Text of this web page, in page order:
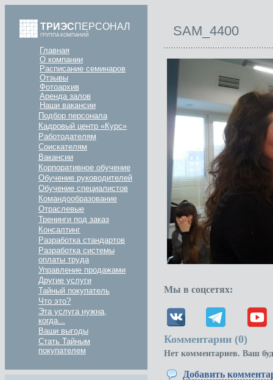
ТРИЭСПЕРСОНАЛ
ГРУППА КОМПАНИЙ
Главная
О компании
Расписание семинаров
Отзывы
Фотоархив
Аренда залов
Наши вакансии
Подбор персонала
Кадровый центр «Курс»
Работодателям
Соискателям
Вакансии
Корпоративное обучение
Обучение руководителей
Обучение специалистов
Командообразование
Отраслевые
Тренинги под заказ
Консалтинг
Разработка стандартов
Разработка системы
оплаты труда
Управление продажами
Другие услуги
Тайный покупатель
Что это?
Эта услуга нужна,
когда...
Ваши выгоды
Стать Тайным
покупателем
SAM_4400
Мы в соцсетях:
Комментарии (0)
Нет комментариев. Ваш
Добавить